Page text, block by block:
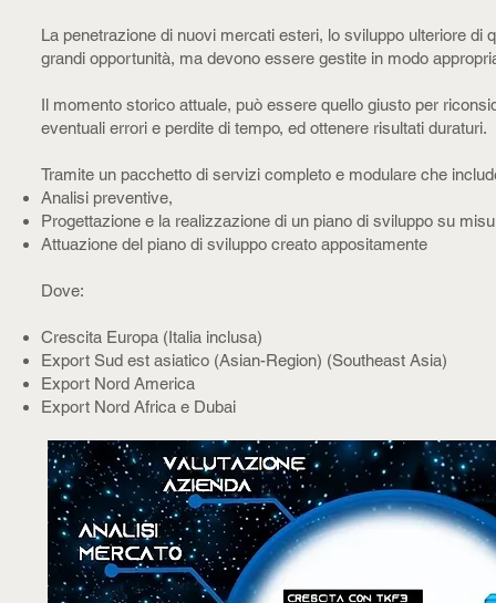
La penetrazione di nuovi mercati esteri, lo sviluppo ulteriore
grandi opportunità, ma devono essere gestite in modo
Il momento storico attuale, può essere quello giusto per
eventuali errori e perdite di tempo, ed ottenere risultati duraturi.
Tramite un pacchetto di servizi completo e modulare che
Analisi preventive,
Progettazione e la realizzazione di un piano di sviluppo su
Attuazione del piano di sviluppo creato appositamente
Dove:
Crescita Europa (Italia inclusa)
Export Sud est asiatico (Asian-Region) (Southeast Asia)
Export Nord America
Export Nord Africa e Dubai